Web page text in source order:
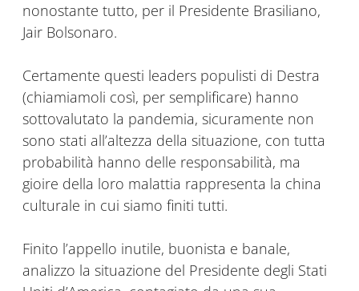
nonostante tutto, per il Presidente Brasiliano,
Jair Bolsonaro.
Certamente questi leaders populisti di Destra
(chiamiamoli così, per semplificare) hanno
sottovalutato la pandemia, sicuramente non
sono stati all’altezza della situazione, con tutta
probabilità hanno delle responsabilità, ma
gioire della loro malattia rappresenta la china
culturale in cui siamo finiti tutti.
Finito l’appello inutile, buonista e banale,
analizzo la situazione del Presidente degli Stati